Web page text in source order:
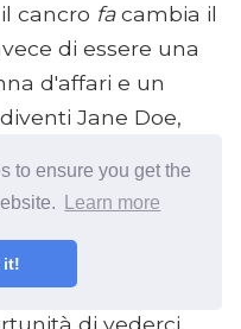
to ensure you get the
Learn more
it!
cancro facambia il
di essere una
d'affari e un
Jane Doe,
il mondo ci
modo in cui
cui ci vediamo
ci sono cicatrici.
di vederci